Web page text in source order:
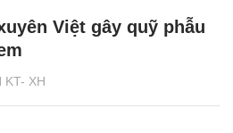
KT- XH
Việt gây quỹ phẫu